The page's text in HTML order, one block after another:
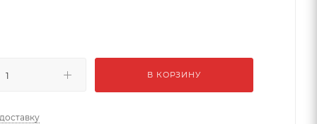
В КОРЗИНУ